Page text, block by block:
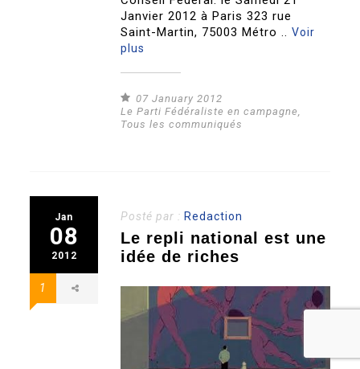
Janvier 2012 à Paris 323 rue
Saint-Martin, 75003 Métro ..Voir
plus
07 January 2012
Le Parti Fédéraliste en campagne,
Tous les communiqués
Jan
08
2012
1
Posté par : Redaction
Le repli national est une
idée de riches